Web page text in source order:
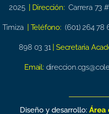
2025 | Dirección: Carrera 73
Timiza | Teléfono: (601) 264 78
898 03 31 | Secretaria
Email:
Diseño y desarrollo: Área